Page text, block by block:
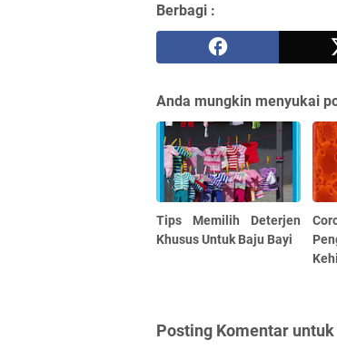
Berbagi :
Anda mungkin menyukai
Tips Memilih Deterjen
Khusus Untuk Baju Bayi
Posting Komentar